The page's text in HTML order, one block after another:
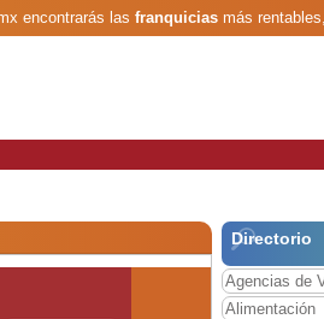
encontrarás las franquiciasmás
Directorio
Agencias de
Alimentación